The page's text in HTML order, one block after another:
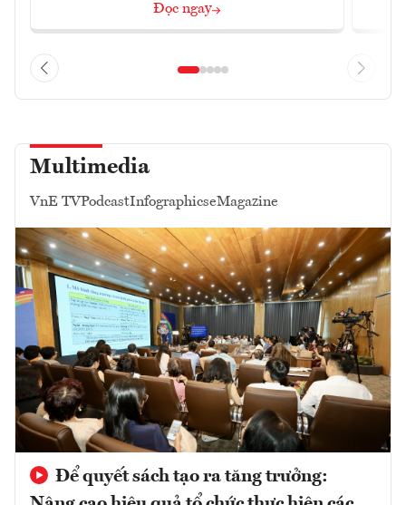
Đọc ngay
Multimedia
VnE TVPodcastInfographicseMagazine
Để quyết sách tạo ra tăng trưởng: